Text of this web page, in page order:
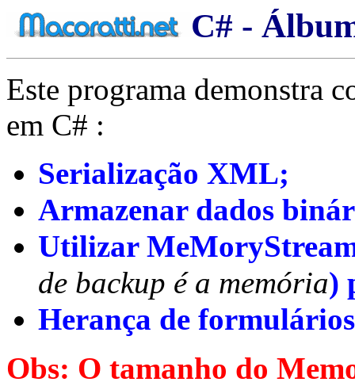
C# -
Este programa demonstra
em C# :
Serialização XML;
Armazenar dados
Utilizar
de backup é a memória)
Herança de
Obs: O tamanho do